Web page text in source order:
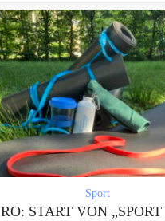
Sport
RO: START VON